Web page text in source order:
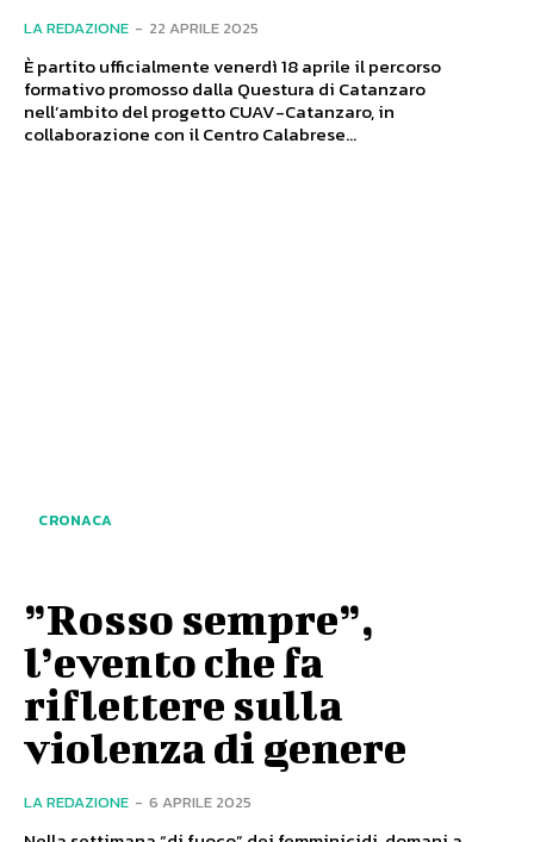
LA REDAZIONE - 22 APRILE 2025
È partito ufficialmente venerdì 18 aprile il percorso
formativo promosso dalla Questura di Catanzaro
nell’ambito del progetto CUAV-Catanzaro, in
collaborazione con il Centro Calabrese...
CRONACA
”Rosso sempre”,
l’evento che fa
riflettere sulla
violenza di genere
LA REDAZIONE - 6 APRILE 2025